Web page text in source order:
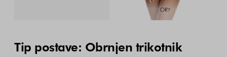
Tip postave: Obrnjen trikotnik